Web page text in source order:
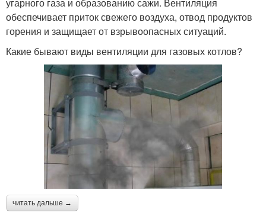
обеспечивает приток свежего воздуха, отвод продуктов
горения и защищает от взрывоопасных ситуаций.
Какие бывают виды вентиляции для газовых котлов?
читать дальше →